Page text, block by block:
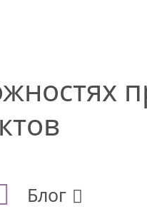
Блог